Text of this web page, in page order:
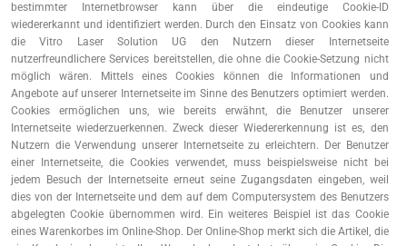
bestimmter Internetbrowser kann über die eindeutige Cookie-ID
wiedererkannt und identifiziert werden. Durch den Einsatz von Cookies kann
die Vitro Laser Solution UG den Nutzern dieser Internetseite
nutzerfreundlichere Services bereitstellen, die ohne die Cookie-Setzung nicht
möglich wären. Mittels eines Cookies können die Informationen und
Angebote auf unserer Internetseite im Sinne des Benutzers optimiert werden.
Cookies ermöglichen uns, wie bereits erwähnt, die Benutzer unserer
Internetseite wiederzuerkennen. Zweck dieser Wiedererkennung ist es, den
Nutzern die Verwendung unserer Internetseite zu erleichtern. Der Benutzer
einer Internetseite, die Cookies verwendet, muss beispielsweise nicht bei
jedem Besuch der Internetseite erneut seine Zugangsdaten eingeben, weil
dies von der Internetseite und dem auf dem Computersystem des Benutzers
abgelegten Cookie übernommen wird. Ein weiteres Beispiel ist das Cookie
eines Warenkorbes im Online-Shop. Der Online-Shop merkt sich die Artikel, die